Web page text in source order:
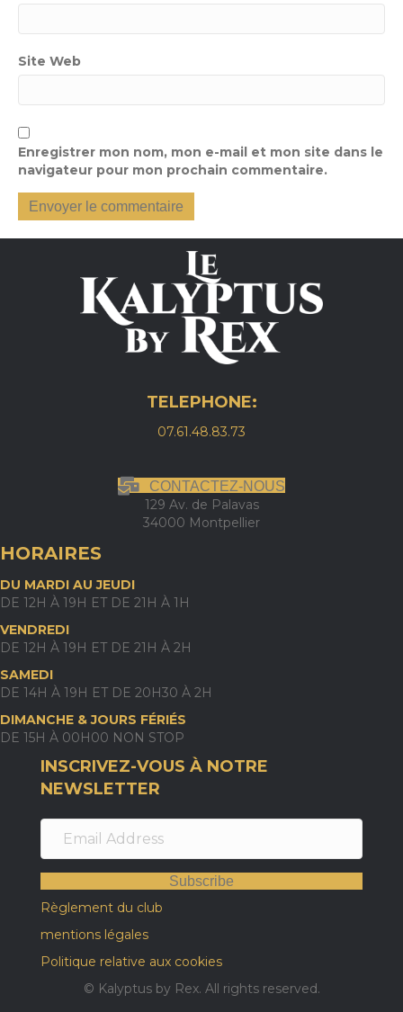
Site Web
Enregistrer mon nom, mon e-mail et mon site dans le
navigateur pour mon prochain commentaire.
TELEPHONE:
07.61.48.83.73
CONTACTEZ-NOUS
129 Av. de Palavas
34000 Montpellier
HORAIRES
DU MARDI AU JEUDI
DE 12H À 19H ET DE 21H À 1H
VENDREDI
DE 12H À 19H ET DE 21H À 2H
SAMEDI
DE 14H À 19H ET DE 20H30 À 2H
DIMANCHE & JOURS FÉRIÉS
DE 15H À 00H00 NON STOP
INSCRIVEZ-VOUS À NOTRE
NEWSLETTER
Subscribe
Règlement du club
mentions légales
Politique relative aux cookies
© Kalyptus by Rex. All rights reserved.